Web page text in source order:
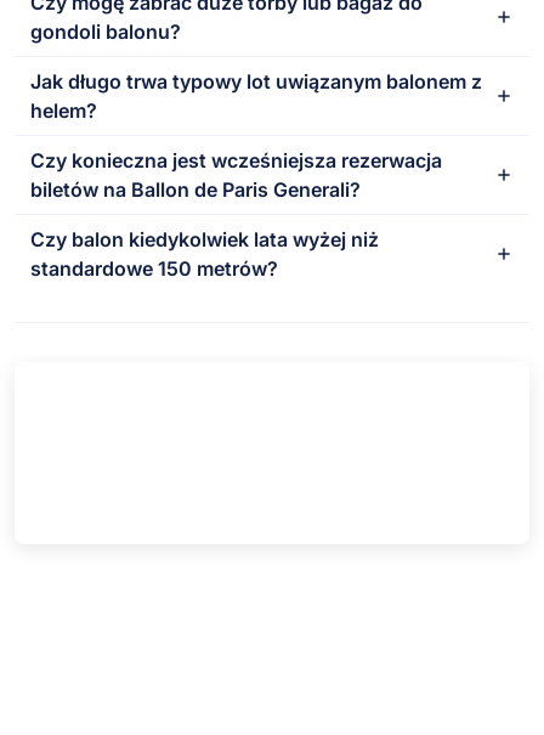
gondoli balonu?
Jak długo trwa typowy lot uwiązanym balonem z
helem?
Czy konieczna jest wcześniejsza rezerwacja
biletów na Ballon de Paris Generali?
Czy balon kiedykolwiek lata wyżej niż
standardowe 150 metrów?